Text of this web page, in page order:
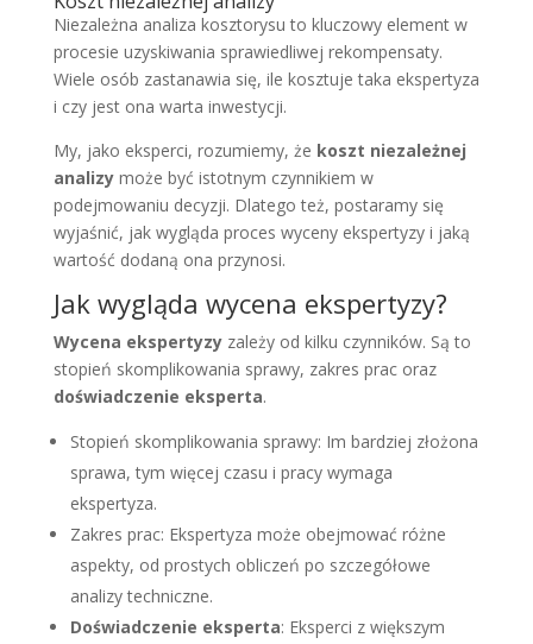
Niezależna analiza kosztorysu to kluczowy element w
procesie uzyskiwania sprawiedliwej rekompensaty.
Wiele osób zastanawia się, ile kosztuje taka ekspertyza
i czy jest ona warta inwestycji.
My, jako eksperci, rozumiemy, że koszt niezależnej
analizymoże być istotnym czynnikiem w
podejmowaniu decyzji. Dlatego też, postaramy się
wyjaśnić, jak wygląda proces wyceny ekspertyzy i jaką
wartość dodaną ona przynosi.
Jak wygląda wycena ekspertyzy?
Wycena ekspertyzyzależy od kilku czynników. Są to
stopień skomplikowania sprawy, zakres prac oraz
doświadczenie eksperta.
Stopień skomplikowania sprawy: Im bardziej złożona
sprawa, tym więcej czasu i pracy wymaga
ekspertyza.
Zakres prac: Ekspertyza może obejmować różne
aspekty, od prostych obliczeń po szczegółowe
analizy techniczne.
Doświadczenie eksperta: Eksperci z większym